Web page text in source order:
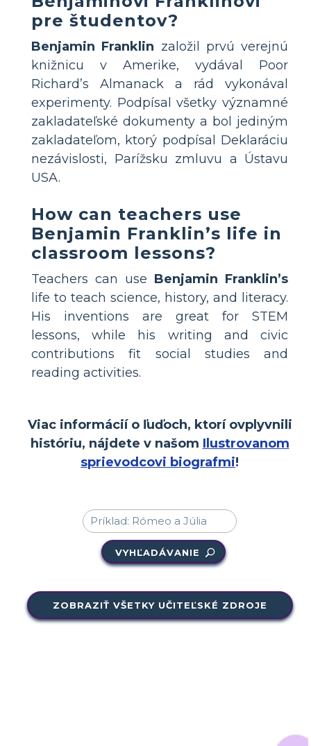
pre študentov?
Benjamin Franklin založil prvú verejnú
knižnicu v Amerike, vydával Poor
Richard’s Almanack a rád vykonával
experimenty. Podpísal všetky významné
zakladateľské dokumenty a bol jediným
zakladateľom, ktorý podpísal Deklaráciu
nezávislosti, Parížsku zmluvu a Ústavu
USA.
How can teachers use
Benjamin Franklin’s life in
classroom lessons?
Teachers can use Benjamin Franklin’s
life to teach science, history, and literacy.
His inventions are great for STEM
lessons, while his writing and civic
contributions fit social studies and
reading activities.
Viac informácií o ľuďoch, ktorí ovplyvnili
históriu, nájdete v našom Ilustrovanom
sprievodcovi biografmi!
VYHĽADÁVANIE
ZOBRAZIŤ VŠETKY UČITEĽSKÉ ZDROJE